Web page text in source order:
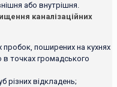
або внутрішня.
каналізаційних
поширених на кухнях
в точках громадського
різних відкладень;